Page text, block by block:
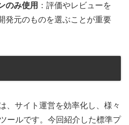
のみ使用 ：評価やレビューを
発元のものを選ぶことが重要
、サイト運営を効率化し、様々
ールです。今回紹介した標準プ